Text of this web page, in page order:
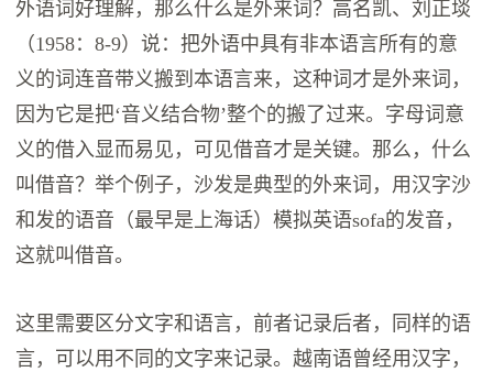
外语词好理解，那么什么是外来词？高名凯、刘正埮
（1958：8-9）说：把外语中具有非本语言所有的意
义的词连音带义搬到本语言来，这种词才是外来词，
因为它是把‘音义结合物’整个的搬了过来。字母词意
义的借入显而易见，可见借音才是关键。那么，什么
叫借音？举个例子，沙发是典型的外来词，用汉字沙
和发的语音（最早是上海话）模拟英语sofa的发音，
这就叫借音。
这里需要区分文字和语言，前者记录后者，同样的语
言，可以用不同的文字来记录。越南语曾经用汉字，